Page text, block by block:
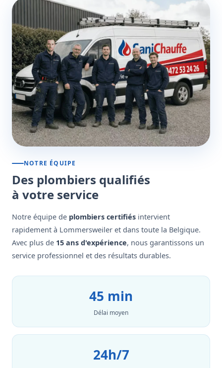
NOTRE ÉQUIPE
Des plombiers qualifiés
à votre service
Notre équipe de plombiers certifiés intervient
rapidement à Lommersweiler et dans toute la Belgique.
Avec plus de 15 ans d'expérience, nous garantissons un
service professionnel et des résultats durables.
45 min
Délai moyen
24h/7